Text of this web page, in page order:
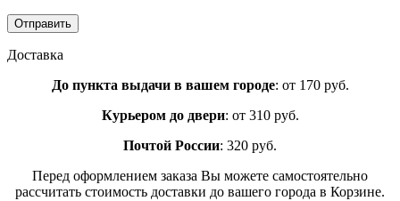
Доставка
До пункта выдачи в вашем городе: от 170 руб.
Курьером до двери: от 310 руб.
Почтой России: 320 руб.
Перед оформлением заказа Вы можете самостоятельно
рассчитать стоимость доставки до вашего города в Корзине.